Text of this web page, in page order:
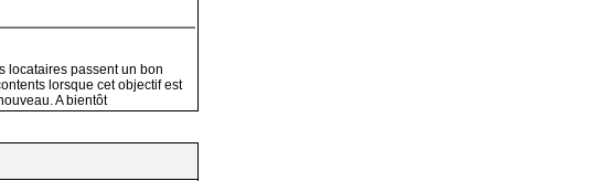
locataires passent un bon
lorsque cet objectif est
A bientôt